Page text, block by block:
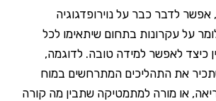
לדבר כבר על נוירופדגוגיה
על עקרונות בתחום שיתאימו לכל
כיצד לאפשר למידה טובה. לדוגמה,
את התהליכים המתרחשים במוח
או מורה למתמטיקה שתבין מה קורה